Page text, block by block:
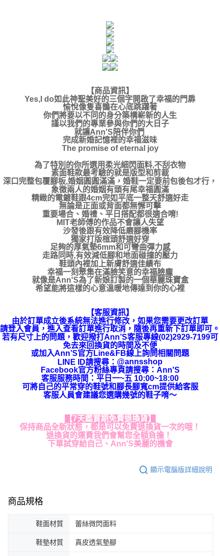
【商品資訊】
Yes,I do如此神聖美好的三個字開啟了幸福的門扉
愉悅像隻喜鵲在心底跳躍著
你們將要以不同的身分築構嶄新的人生
謹以我們的專業參與你們的大日子
就讓Ann'S陪伴你們
完成新婚記憶裡的幸福滋味
The promise of eternal joy
為了特別的你所選用柔光細閃面料,不刮衣物
素面鞋款最考驗的就是版型和剪裁
深口完整包覆腳板,婚姻圓圓滿滿，婚鞋一定要前包後包才行，
象徵兩人的婚姻有頭有尾幸福圓滿
精緻的電鍍鞋跟4cm完如平底一整天舒適好走
無論是正面或背面都無懈可擊
重要場合、婚禮、平日搭配都很適合唷!
MIT老師傅的作品不會讓人失望
沙發後跟有效降低磨腳機率
獨家打版楦頭舒適好穿
足夠的厚氣墊6mm和可彎曲彈力感
走路同時,有效減低腳和地面碰撞的壓力
鞋頭內裡加上新膚舒適佳績布
幸福一刻聚集在滿臉笑意的幸福臉龐
就像是Ann'S為了新娘訂製的一個華麗珠寶盒
希望能將這樣的心意溫暖地傳達到你的心裡
【客服資訊】
由於訂單成立後系統無法進行修改，如果您需要更改訂單
請登入會員，進入查看訂單進行取消，隨後再重新下訂單即可。
若有尺寸上的問題，歡迎撥打Ann’S客服專線(02)2929-7199可
免去來回換貨的時間及不便
或加入Ann’S官方Line&FB線上詢問相關問題
LINE ID請搜尋 ： @annsshop
Facebook官方粉絲專頁請搜尋：Ann'S
客服服務時間：平日一~五 10:00~18:00
可將自己的平常穿的鞋號和腳長腳寬cm提供給客服
客服人員會建議您選購幾號的鞋子唷～
【7天鑑賞期免費退換貨】
保持商品全新狀態，都是可以免費退換貨一次的哦！
退換貨的運費我們會幫您全額負擔！
下單試穿給自己、Ann'S美麗的機會
顯示電腦版詳細說明
商品規格
鞋面材質 蕾絲微閃面料
鞋墊材質 真皮透氣墊腳